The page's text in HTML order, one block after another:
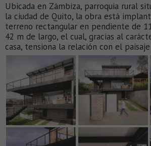
Ubicada en Zámbiza, parroquia rural
la ciudad de Quito, la obra está
terreno rectangular en pendiente de
42 m de largo, el cual, gracias al
casa, tensiona la relación con el